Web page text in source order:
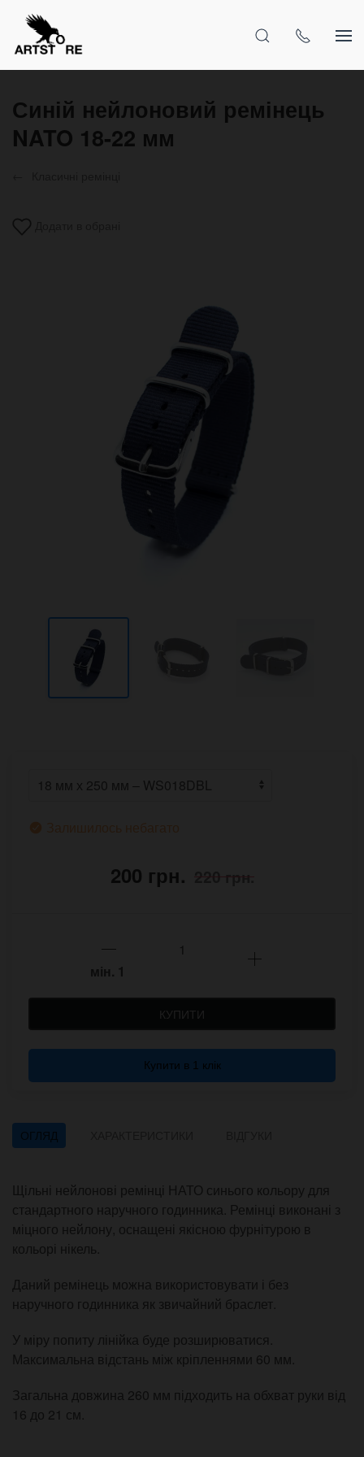
Синій нейлоновий ремінець
NATO 18-22 мм
200 грн. 220 грн.
мін. 1
КУПИТИ
Купити в 1 клік
ОГЛЯД
Щільні нейлонові ремінці НАТО синього кольору для
стандартного наручного годинника. Ремінці виконані з
міцного нейлону, оснащені якісною фурнітурою в
кольорі нікель.
Даний ремінець можна використовувати і без
наручного годинника як звичайний браслет.
У міру попиту лінійка буде розширюватися.
Максимальна відстань між кріпленнями 60 мм.
Загальна довжина 260 мм підходить на обхват руки від
16 до 21 см.